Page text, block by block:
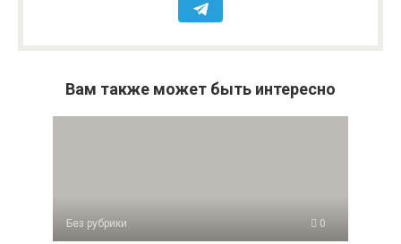
Вам также может быть интересно
Без рубрики 0